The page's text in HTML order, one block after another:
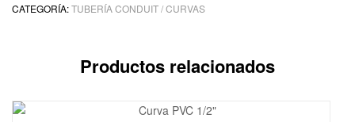
CATEGORÍA:TUBERÍA CONDUIT / CURVAS
Productos relacionados